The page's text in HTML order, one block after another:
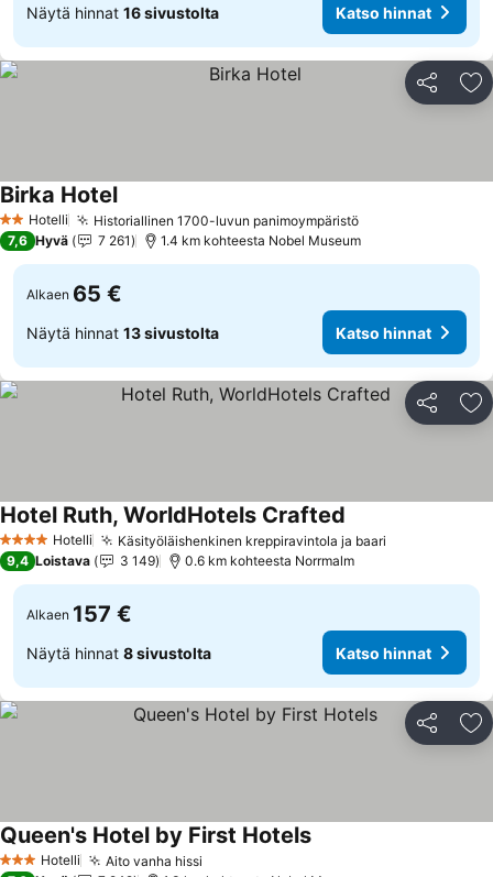
Näytä hinnat 16 sivustolta Katso hinnat
Jaa
2 Tähtiluokitus
Hotelli Historiallinen 1700-luvun panimoympäristö
Birka Hotel
7,6 Hyvä 7 261 1.4 km kohteesta Nobel Museum
Alkaen 65 €
Näytä hinnat 13 sivustolta Katso hinnat
Jaa
4 Tähtiluokitus
Hotelli Käsityöläishenkinen kreppiravintola ja baari
Hotel Ruth, WorldHotels Crafted
9,4 Loistava 3 149 0.6 km kohteesta Norrmalm
Alkaen 157 €
Näytä hinnat 8 sivustolta Katso hinnat
Jaa
3 Tähtiluokitus
Hotelli Aito vanha hissi
Queen's Hotel by First Hotels